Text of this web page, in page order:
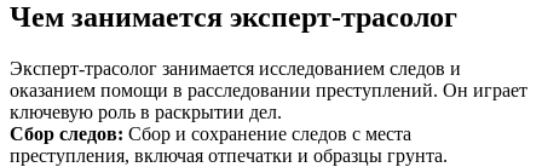
Чем занимается эксперт-трасолог
Эксперт-трасолог занимается исследованием следов и
оказанием помощи в расследовании преступлений. Он играет
ключевую роль в раскрытии дел.
Сбор следов: Сбор и сохранение следов с места
преступления, включая отпечатки и образцы грунта.